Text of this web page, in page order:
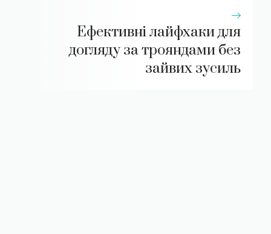
Ефективні лайфхаки для
догляду за трояндами без
зайвих зусиль